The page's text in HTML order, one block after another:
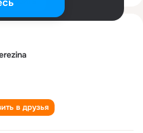
в друзья